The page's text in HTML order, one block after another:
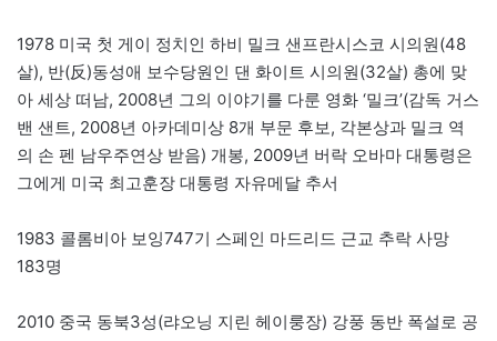
1978 미국 첫 게이 정치인 하비 밀크 샌프란시스코 시의원(48
살), 반(反)동성애 보수당원인 댄 화이트 시의원(32살) 총에 맞
아 세상 떠남, 2008년 그의 이야기를 다룬 영화 ‘밀크’(감독 거스
밴 샌트, 2008년 아카데미상 8개 부문 후보, 각본상과 밀크 역
의 손 펜 남우주연상 받음) 개봉, 2009년 버락 오바마 대통령은
그에게 미국 최고훈장 대통령 자유메달 추서
1983 콜롬비아 보잉747기 스페인 마드리드 근교 추락 사망
183명
2010 중국 동북3성(랴오닝 지린 헤이룽장) 강풍 동반 폭설로 공